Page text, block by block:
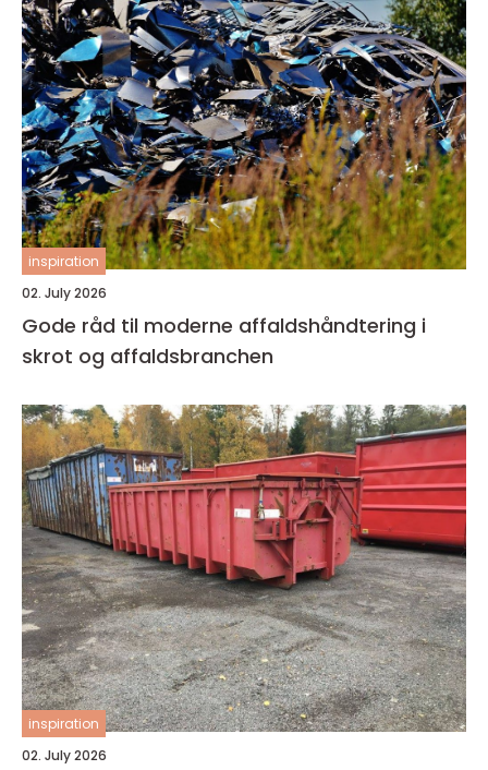
inspiration
02. July 2026
Gode råd til moderne affaldshåndtering i
skrot og affaldsbranchen
inspiration
02. July 2026